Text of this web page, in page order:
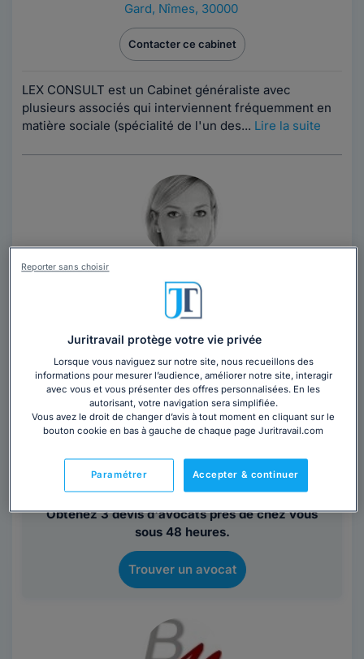
Gard, Nîmes, 30000
Contacter ce cabinet
LEX CONSULT est un Cabinet généraliste avec
plusieurs associés qui interviennent fréquemment en
matière sociale (spécialité de l'un des... Lire la suite
Maître Laure PEYRAC
Nîmes, 30000
Contacter cet avocat
Maître Laure PEYRAC, avocate au barreau de Nîmes,
vous reçoit sur rendez-vous dans son cabinet situé au
cœur du centre historique de Nîmes,...Lire la suite
Vous souhaitez rencontrer un avocat en
cabinet à Nîmes ?
Obtenez 3 devis d'avocats près de chez vous
sous 48 heures.
Trouver un avocat
Juritravail protège votre vie privée
Lorsque vous naviguez sur notre site, nous recueillons des
informations pour mesurer l’audience, améliorer notre site, interagir
avec vous et vous présenter des offres personnalisées. En les
autorisant, votre navigation sera simplifiée.
Vous avez le droit de changer d’avis à tout moment en cliquant sur le
bouton cookie en bas à gauche de chaque page Juritravail.com
Accepter & continuer
Paramétrer
Reporter sans choisir